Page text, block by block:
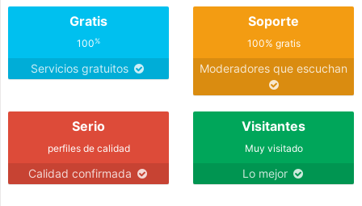
Gratis
100%
Servicios gratuitos
Soporte
100% gratis
Moderadores que escuchan
Serio
perfiles de calidad
Calidad confirmada
Visitantes
Muy visitado
Lo mejor